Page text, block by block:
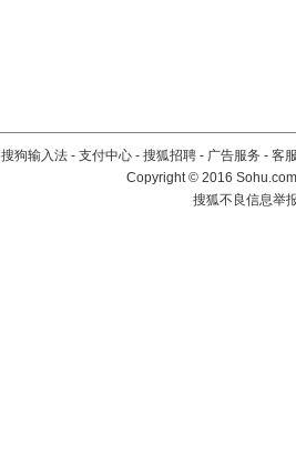
搜狗输入法 - 支付中心 - 搜狐招聘 - 广告服务 - 客
Copyright©2016
搜狐不良信息举